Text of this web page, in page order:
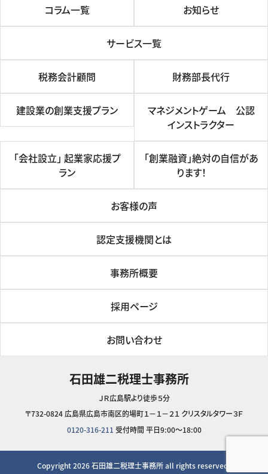
コラム一覧 お知らせ
サービス一覧
税務会計顧問 財務部長代行
建設業の創業支援プラン
マネジメントゲーム 公認
インストラクター
「会社設立」 起業家応援プ
ラン
「創業融資」絶対の自信があ
ります！
お客様の声
認定支援機関とは
事務所概要
採用ページ
お問い合わせ
石田雄二税理士事務所
ＪＲ広島駅より徒歩５分
〒732-0824 広島県広島市南区的場町１－１－２１ クリスタルタワー３Ｆ
0120-316-211 受付時間 平日9:00～18:00
Copyright 2026石田雄二税理士事務所all rights reserved.